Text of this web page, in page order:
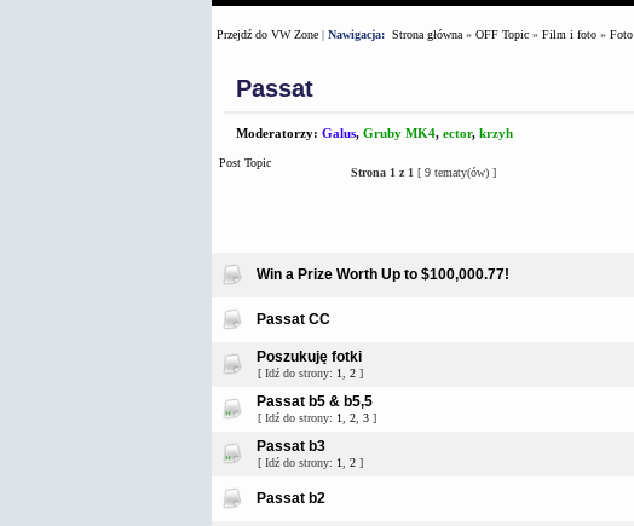
Przejdź do VW Zone| Nawigacja: Strona główna» OFF Topic» Film i foto»
Passat
Moderatorzy: Galus, Gruby MK4, ector, krzyh
Post Topic
Strona 1 z 1 [ 9 tematy(ów) ]
Win a Prize Worth Up to $100,000.77!
Passat CC
Poszukuję fotki
[ Idź do strony: 1 2]
Passat b5 & b5,5
[ Idź do strony: 1 2, 3]
Passat b3
[ Idź do strony: 1 2]
Passat b2